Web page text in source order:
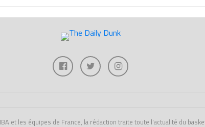
et les équipes de France, la rédaction traite toute l'actualité du